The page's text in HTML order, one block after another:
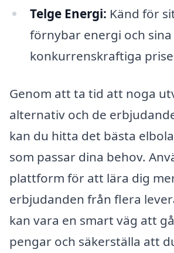
Telge Energi: Känd för
förnybar energi och sina
konkurrenskraftiga
Genom att ta tid att noga
alternativ och de
kan du hitta det bästa
som passar dina behov.
plattform för att lära dig
erbjudanden från flera
kan vara en smart väg att
pengar och säkerställa att